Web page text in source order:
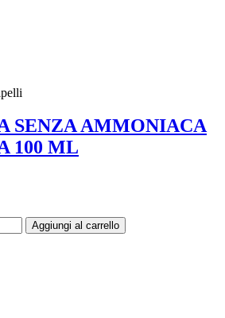
SENZA AMMONIACA
100 ML
Aggiungi al carrello